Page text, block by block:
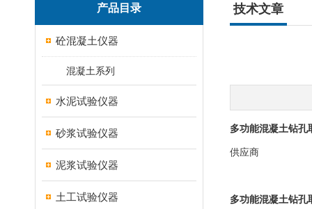
产品目录
砼混凝土仪器
混凝土系列
水泥试验仪器
砂浆试验仪器
泥浆试验仪器
土工试验仪器
技术文章
多功能混凝土钻孔
供应商
多功能混凝土钻孔